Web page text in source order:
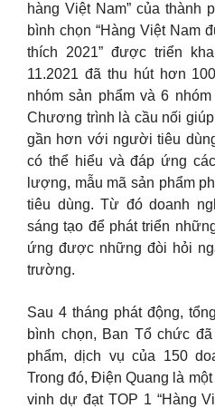
hàng Việt Nam” của thành
bình chọn “Hàng Việt Nam
thích 2021” được triển
11.2021 đã thu hút hơn
nhóm sản phẩm và 6
Chương trình là cầu nối
gần hơn với người tiêu
có thể hiểu và đáp ứng
lượng, mẫu mã sản phẩm
tiêu dùng. Từ đó doanh
sáng tạo để phát triển
ứng được những đòi hỏi
trường.
Sau 4 tháng phát động,
bình chọn, Ban Tổ chức
phẩm, dịch vụ của 150
Trong đó, Điện Quang là
vinh dự đạt TOP 1 “Hàng